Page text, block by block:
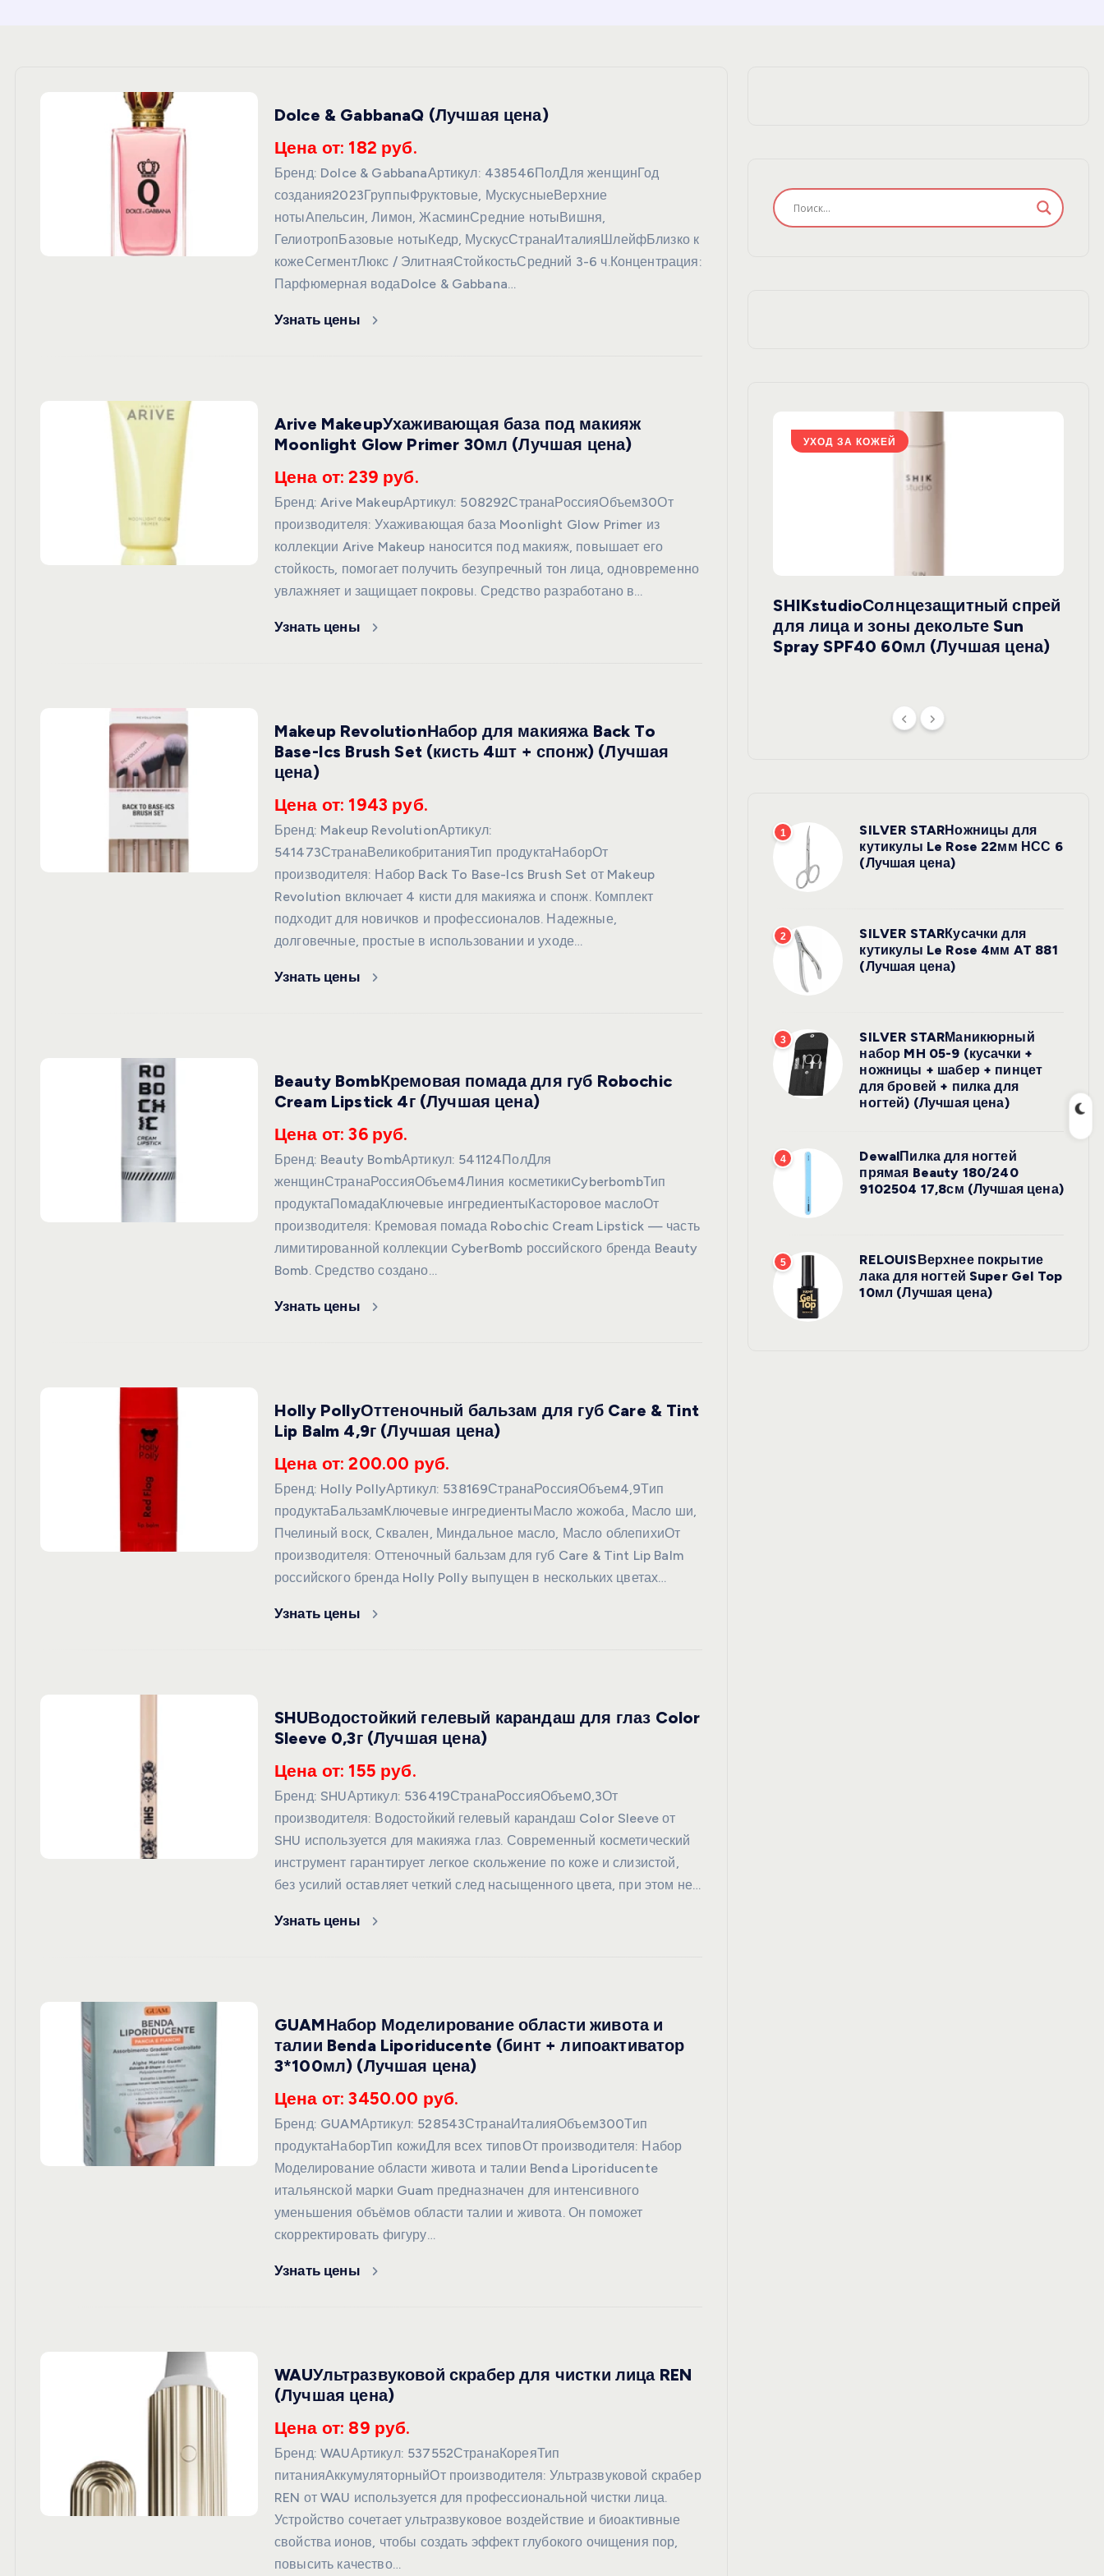
Dolce & GabbanaQ (Лучшая цена)
Цена от: 182 руб.
Бренд: Dolce & GabbanaАртикул: 438546ПолДля женщинГод
создания2023ГруппыФруктовые, МускусныеВерхние
нотыАпельсин, Лимон, ЖасминСредние нотыВишня,
ГелиотропБазовые нотыКедр, МускусСтранаИталияШлейфБлизко к
кожеСегментЛюкс / ЭлитнаяСтойкостьСредний 3-6 ч.Концентрация:
Парфюмерная водаDolce & Gabbana…
Узнать цены
Arive MakeupУхаживающая база под макияж
Moonlight Glow Primer 30мл (Лучшая цена)
Цена от: 239 руб.
Бренд: Arive MakeupАртикул: 508292СтранаРоссияОбъем30От
производителя: Ухаживающая база Moonlight Glow Primer из
коллекции Arive Makeup наносится под макияж, повышает его
стойкость, помогает получить безупречный тон лица, одновременно
увлажняет и защищает покровы. Средство разработано в…
Узнать цены
Makeup RevolutionНабор для макияжа Back To
Base-Ics Brush Set (кисть 4шт + спонж) (Лучшая
цена)
Цена от: 1943 руб.
Бренд: Makeup RevolutionАртикул:
541473СтранаВеликобританияТип продуктаНаборОт
производителя: Набор Back To Base-Ics Brush Set от Makeup
Revolution включает 4 кисти для макияжа и спонж. Комплект
подходит для новичков и профессионалов. Надежные,
долговечные, простые в использовании и уходе…
Узнать цены
Beauty BombКремовая помада для губ Robochic
Cream Lipstick 4г (Лучшая цена)
Цена от: 36 руб.
Бренд: Beauty BombАртикул: 541124ПолДля
женщинСтранаРоссияОбъем4Линия косметикиCyberbombТип
продуктаПомадаКлючевые ингредиентыКасторовое маслоОт
производителя: Кремовая помада Robochic Cream Lipstick — часть
лимитированной коллекции CyberBomb российского бренда Beauty
Bomb. Средство создано…
Узнать цены
Holly PollyОттеночный бальзам для губ Care & Tint
Lip Balm 4,9г (Лучшая цена)
Цена от: 200.00 руб.
Бренд: Holly PollyАртикул: 538169СтранаРоссияОбъем4,9Тип
продуктаБальзамКлючевые ингредиентыМасло жожоба, Масло ши,
Пчелиный воск, Сквален, Миндальное масло, Масло облепихиОт
производителя: Оттеночный бальзам для губ Care & Tint Lip Balm
российского бренда Holly Polly выпущен в нескольких цветах…
Узнать цены
SHUВодостойкий гелевый карандаш для глаз Color
Sleeve 0,3г (Лучшая цена)
Цена от: 155 руб.
Бренд: SHUАртикул: 536419СтранаРоссияОбъем0,3От
производителя: Водостойкий гелевый карандаш Color Sleeve от
SHU используется для макияжа глаз. Современный косметический
инструмент гарантирует легкое скольжение по коже и слизистой,
без усилий оставляет четкий след насыщенного цвета, при этом не…
Узнать цены
GUAMНабор Моделирование области живота и
талии Benda Liporiducente (бинт + липоактиватор
3*100мл) (Лучшая цена)
Цена от: 3450.00 руб.
Бренд: GUAMАртикул: 528543СтранаИталияОбъем300Тип
продуктаНаборТип кожиДля всех типовОт производителя: Набор
Моделирование области живота и талии Benda Liporiducente
итальянской марки Guam предназначен для интенсивного
уменьшения объёмов области талии и живота. Он поможет
скорректировать фигуру…
Узнать цены
WAUУльтразвуковой скрабер для чистки лица REN
(Лучшая цена)
Цена от: 89 руб.
Бренд: WAUАртикул: 537552СтранаКореяТип
питанияАккумуляторныйОт производителя: Ультразвуковой скрабер
REN от WAU используется для профессиональной чистки лица.
Устройство сочетает ультразвуковое воздействие и биоактивные
свойства ионов, чтобы создать эффект глубокого очищения пор,
повысить качество…
УХОД ЗА КОЖЕЙ УХОД ЗА КОЖЕЙ
SHIKstudioСолнцезащитный спрей
для лица и зоны декольте Sun
Spray SPF40 60мл (Лучшая цена)
1
SILVER STARНожницы для
кутикулы Le Rose 22мм НСС 6
(Лучшая цена)
2
SILVER STARКусачки для
кутикулы Le Rose 4мм AT 881
(Лучшая цена)
3
SILVER STARМаникюрный
набор MH 05-9 (кусачки +
ножницы + шабер + пинцет
для бровей + пилка для
ногтей) (Лучшая цена)
4
DewalПилка для ногтей
прямая Beauty 180/240
9102504 17,8см (Лучшая цена)
5
RELOUISВерхнее покрытие
лака для ногтей Super Gel Top
10мл (Лучшая цена)